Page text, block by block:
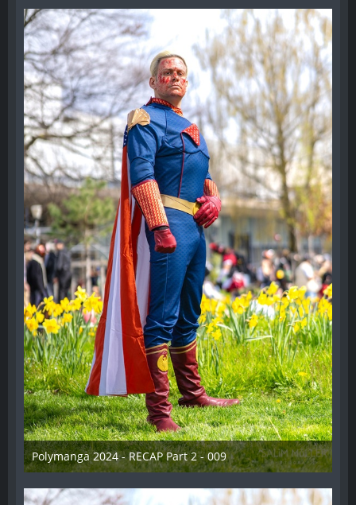
Polymanga 2024 - RECAP Part 2 - 009
29. April 2024